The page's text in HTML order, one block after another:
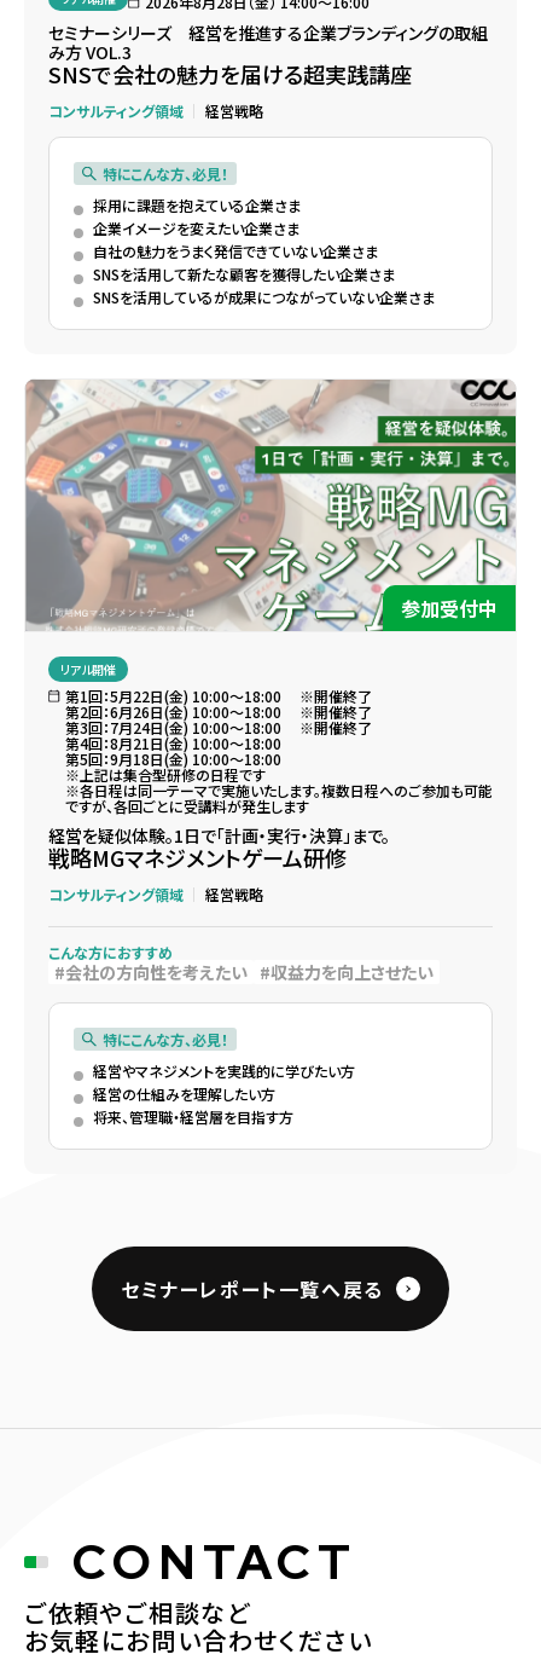
セミナーシリーズ 経営を推進する企業ブランディングの取組
み方 VOL.3
SNSで会社の魅力を届ける超実践講座
コンサルティング領域 経営戦略
特にこんな方、必見！
採用に課題を抱えている企業さま
企業イメージを変えたい企業さま
自社の魅力をうまく発信できていない企業さま
SNSを活用して新たな顧客を獲得したい企業さま
SNSを活用しているが成果につながっていない企業さま
参加受付中
リアル開催
第1回：5月22日(金) 10:00～18:00 ※開催終了
第2回：6月26日(金) 10:00～18:00 ※開催終了
第3回：7月24日(金) 10:00～18:00 ※開催終了
第4回：8月21日(金) 10:00～18:00
第5回：9月18日(金) 10:00～18:00
※上記は集合型研修の日程です
※各日程は同一テーマで実施いたします。複数日程へのご参加も可能
ですが、各回ごとに受講料が発生します
経営を疑似体験。1日で「計画・実行・決算」まで。
戦略MGマネジメントゲーム研修
コンサルティング領域 経営戦略
こんな方におすすめ
会社の方向性を考えたい 収益力を向上させたい
特にこんな方、必見！
経営やマネジメントを実践的に学びたい方
経営の仕組みを理解したい方
将来、管理職・経営層を目指す方
セミナーレポート一覧へ戻る
CONTACT
ご依頼やご相談など
お気軽にお問い合わせください